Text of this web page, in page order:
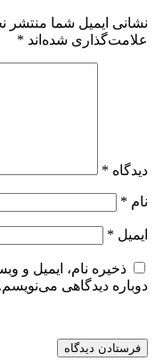
نشانی ایمیل شما منتشر
علامت‌گذاری شده‌اند *
دیدگاه *
نام *
ایمیل *
ذخیره نام، ایمیل و
دوباره دیدگاهی می‌نویسم.